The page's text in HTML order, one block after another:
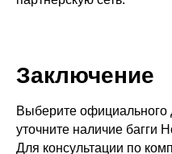
Заключение
Выберите
уточните наличие багги
Для консультации по